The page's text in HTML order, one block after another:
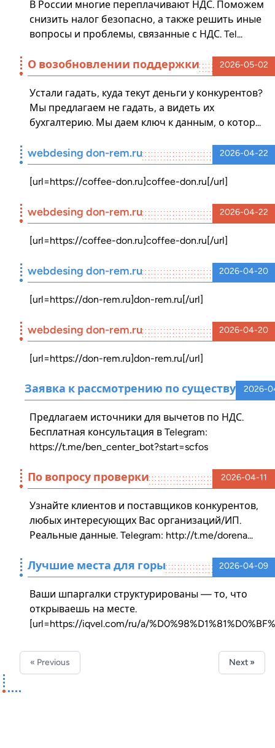
В России многие переплачивают НДС. Поможем
снизить налог безопасно, а также решить иные
вопросы и проблемы, связанные с НДС. Tel...
О возобновлении поддержки 2026-05-02
Устали гадать, куда текут деньги у конкурентов?
Мы предлагаем не гадать, а видеть их
бухгалтерию. Мы даем ключ к данным, о котор...
webdesing don-rem.ru 2026-04-22
[url=https://coffee-don.ru]coffee-don.ru[/url]
webdesing don-rem.ru 2026-04-22
[url=https://coffee-don.ru]coffee-don.ru[/url]
webdesing don-rem.ru 2026-04-20
[url=https://don-rem.ru]don-rem.ru[/url]
webdesing don-rem.ru 2026-04-20
[url=https://don-rem.ru]don-rem.ru[/url]
Заявка к рассмотрению по существу 2026-
Предлагаем источники для вычетов по НДС.
Бесплатная консультация в Telegram:
https://t.me/ben_center_bot?start=scfos
По вопросу проверки 2026-04-11
Узнайте клиентов и поставщиков конкурентов,
любых интересующих Вас организаций/ИП.
Реальные данные. Telegram: http://t.me/dorena...
Лучшие места для горы 2026-04-09
Ваши шпаргалки структурированы — то, что
открываешь на месте.
[url=https://iqvel.com/ru/a/
« Previous Next »